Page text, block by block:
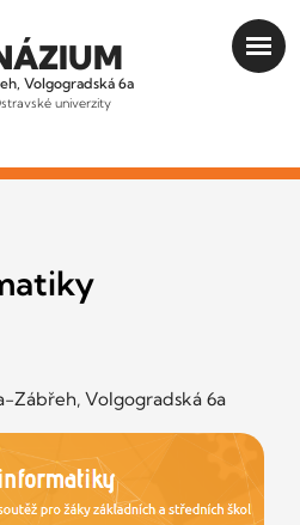
Volgogradská 6a
univerzity
Zábřeh, Volgogradská 6a